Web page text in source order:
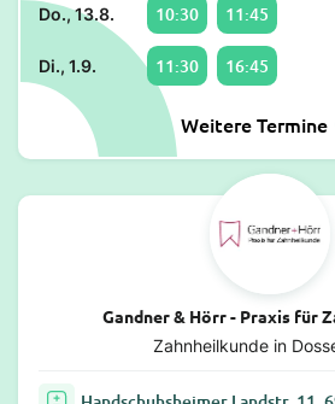
Do., 13.8. 10:30 11:45
Di., 1.9. 11:30 16:45
Weitere Termine
Gandner & Hörr - Praxis für
Zahnheilkunde in